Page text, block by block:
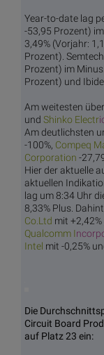
Year-to-date lag
-53,95 Prozent)
3,49% (Vorjahr:
Prozent).
Prozent) im
Prozent) und
Am weitesten
und Shinko Electr
Am deutlichsten
-100%, Compeq
Corporation -
Hier der aktuelle
aktuellen
lag um 8:34 Uhr
8,33% Plus.
Co.Ltd mit +2,42%
Qualcomm I
Intel mit -0,25%
Die
Circuit Board
auf Platz 23 ein: